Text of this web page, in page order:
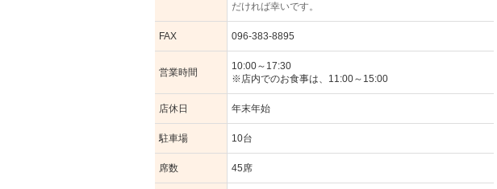
だければ幸いです。
FAX 096-383-8895
営業時間
10:00～17:30
※店内でのお食事は、11:00～15:00
店休日 年末年始
駐車場 10台
席数 45席